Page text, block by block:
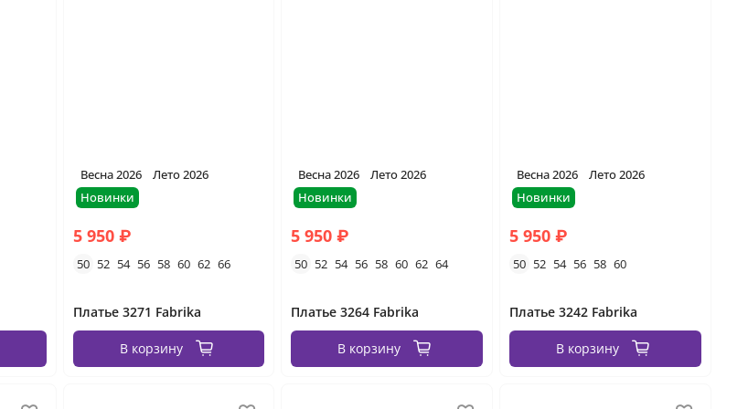
Весна 2026
Лето 2026
Новинки
5 950 ₽
50 52 54 56 58 60 62 66
Платье 3271 Fabrika
В корзину
Весна 2026
Лето 2026
Новинки
5 950 ₽
50 52 54 56 58 60 62 64
Платье 3264 Fabrika
В корзину
Весна 2026
Лето 2026
Новинки
5 950 ₽
50 52 54 56 58 60
Платье 3242 Fabrika
В корзину